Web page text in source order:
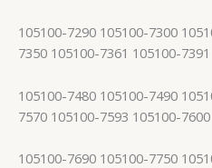
105100-7290 105100-7300
7350 105100-7361 105100-7391
105100-7480 105100-7490
7570 105100-7593 105100-7600
105100-7690 105100-7750